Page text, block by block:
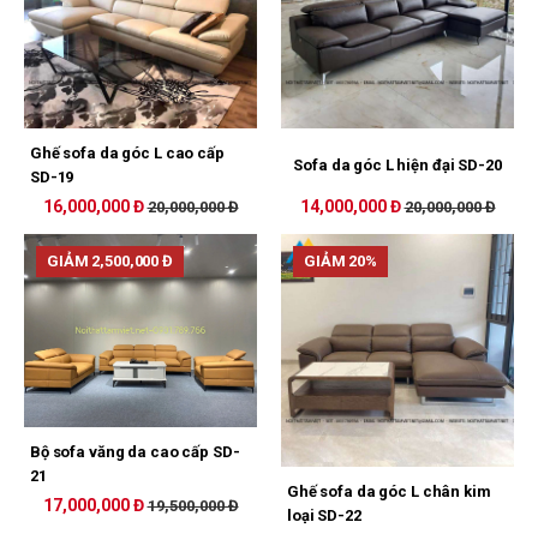
Ghế sofa da góc L cao cấp
SD-19
16,000,000 Đ 20,000,000 Đ
Sofa da góc L hiện đại SD-20
14,000,000 Đ 20,000,000 Đ
GIẢM 2,500,000 Đ
Bộ sofa văng da cao cấp SD-
21
17,000,000 Đ 19,500,000 Đ
GIẢM 20%
Ghế sofa da góc L chân kim
loại SD-22